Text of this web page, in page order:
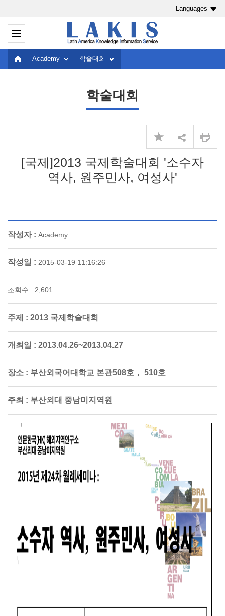
Languages
Academy 학술대회
학술대회
[국제]2013 국제학술대회 '소수자
역사, 원주민사, 여성사'
작성자 : Academy
작성일 : 2015-03-19 11:16:26
조회수 : 2,601
주제 : 2013 국제학술대회
개최일 : 2013.04.26~2013.04.27
장소 : 부산외국어대학교 본관508호， 510호
주최 : 부산외대 중남미지역원